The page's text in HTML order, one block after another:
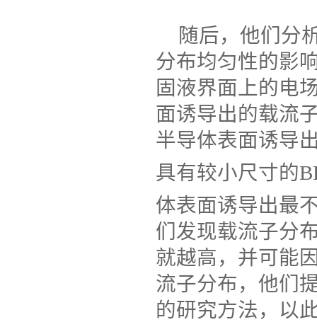
随后，他们分
分布均匀性的影
固液界面上的电
面诱导出的载流
半导体表面诱导
具有较小尺寸的
体表面诱导出最
们发现载流子分
就越高，并可能
流子分布，他们
的研究方法，以